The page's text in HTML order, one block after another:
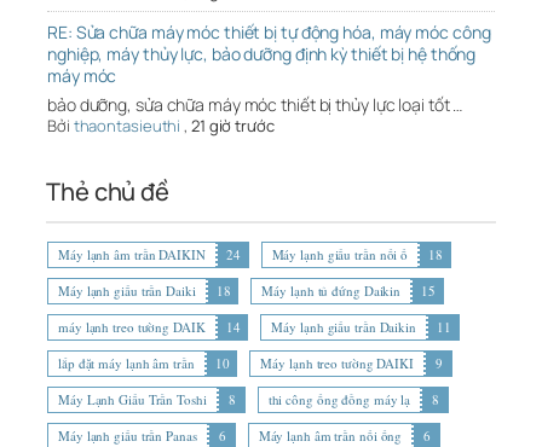
RE: Sửa chữa máy móc thiết bị tự động hóa, máy móc công
nghiệp, máy thủy lực, bảo dưỡng định kỳ thiết bị hệ thống
máy móc
bảo dưỡng, sửa chữa máy móc thiết bị thủy lực loại tốt …
Bởi thaontasieuthi , 21 giờ trước
Thẻ chủ đề
Máy lạnh âm trần DAIKIN 24 Máy lạnh giấu trần nối ố
18
Máy lạnh giấu trần Daiki
18 Máy lạnh tủ đứng Daikin
15
máy lạnh treo tường DAIK
14 Máy lạnh giấu trần Daikin
11
lắp đặt máy lạnh âm trần
10 Máy lạnh treo tường DAIKI
9
Máy Lạnh Giấu Trần Toshi
8 thi công ống đồng máy lạ
8
Máy lạnh giấu trần Panas
6 Máy lạnh âm trần nối ống
6